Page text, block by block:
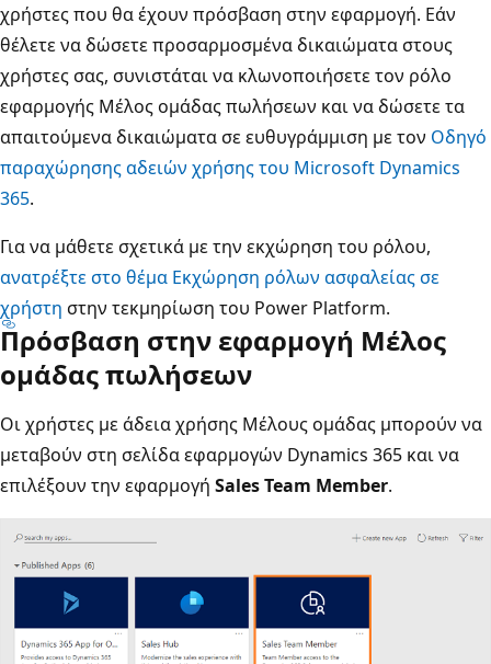
χρήστες που θα έχουν πρόσβαση στην εφαρμογή. Εάν
θέλετε να δώσετε προσαρμοσμένα δικαιώματα στους
χρήστες σας, συνιστάται να κλωνοποιήσετε τον ρόλο
εφαρμογής Μέλος ομάδας πωλήσεων και να δώσετε τα
απαιτούμενα δικαιώματα σε ευθυγράμμιση με τον Οδηγό
παραχώρησης αδειών χρήσης του Microsoft Dynamics
365.
Για να μάθετε σχετικά με την εκχώρηση του ρόλου,
ανατρέξτε στο θέμα Εκχώρηση ρόλων ασφαλείας σε
χρήστη στην τεκμηρίωση του Power Platform.
Πρόσβαση στην εφαρμογή Μέλος
ομάδας πωλήσεων
Οι χρήστες με άδεια χρήσης Μέλους ομάδας μπορούν να
μεταβούν στη σελίδα εφαρμογών Dynamics 365 και να
επιλέξουν την εφαρμογή Sales Team Member.